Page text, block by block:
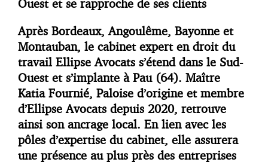
Ouest et se rapproche de ses clients
Après Bordeaux, Angoulême, Bayonne et
Montauban, le cabinet expert en droit du
travail Ellipse Avocats s’étend dans le Sud-
Ouest et s’implante à Pau (64). Maître
Katia Fournié, Paloise d’origine et membre
d’Ellipse Avocats depuis 2020, retrouve
ainsi son ancrage local. En lien avec les
pôles d’expertise du cabinet, elle assurera
une présence au plus près des entreprises